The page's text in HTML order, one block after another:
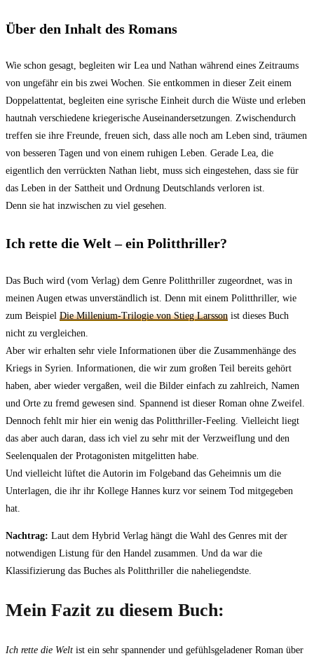
Über den Inhalt des Romans
Wie schon gesagt, begleiten wir Lea und Nathan während eines Zeitraums
von ungefähr ein bis zwei Wochen. Sie entkommen in dieser Zeit einem
Doppelattentat, begleiten eine syrische Einheit durch die Wüste und erleben
hautnah verschiedene kriegerische Auseinandersetzungen. Zwischendurch
treffen sie ihre Freunde, freuen sich, dass alle noch am Leben sind, träumen
von besseren Tagen und von einem ruhigen Leben. Gerade Lea, die
eigentlich den verrückten Nathan liebt, muss sich eingestehen, dass sie für
das Leben in der Sattheit und Ordnung Deutschlands verloren ist.
Denn sie hat inzwischen zu viel gesehen.
Ich rette die Welt – ein Politthriller?
Das Buch wird (vom Verlag) dem Genre Politthriller zugeordnet, was in
meinen Augen etwas unverständlich ist. Denn mit einem Politthriller, wie
zum Beispiel Die Millenium-Trilogie von Stieg Larsson ist dieses Buch
nicht zu vergleichen.
Aber wir erhalten sehr viele Informationen über die Zusammenhänge des
Kriegs in Syrien. Informationen, die wir zum großen Teil bereits gehört
haben, aber wieder vergaßen, weil die Bilder einfach zu zahlreich, Namen
und Orte zu fremd gewesen sind. Spannend ist dieser Roman ohne Zweifel.
Dennoch fehlt mir hier ein wenig das Politthriller-Feeling. Vielleicht liegt
das aber auch daran, dass ich viel zu sehr mit der Verzweiflung und den
Seelenqualen der Protagonisten mitgelitten habe.
Und vielleicht lüftet die Autorin im Folgeband das Geheimnis um die
Unterlagen, die ihr ihr Kollege Hannes kurz vor seinem Tod mitgegeben
hat.
Nachtrag: Laut dem Hybrid Verlag hängt die Wahl des Genres mit der
notwendigen Listung für den Handel zusammen. Und da war die
Klassifizierung das Buches als Politthriller die naheliegendste.
Mein Fazit zu diesem Buch:
Ich rette die Welt ist ein sehr spannender und gefühlsgeladener Roman über